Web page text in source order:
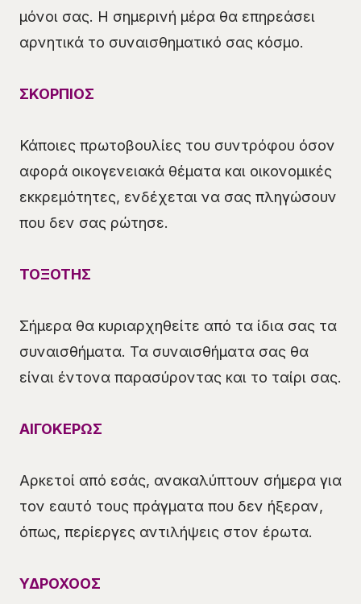
μόνοι σας. Η σημερινή μέρα θα επηρεάσει
αρνητικά το συναισθηματικό σας κόσμο.
ΣΚΟΡΠΙΟΣ
Κάποιες πρωτοβουλίες του συντρόφου όσον
αφορά οικογενειακά θέματα και οικονομικές
εκκρεμότητες, ενδέχεται να σας πληγώσουν
που δεν σας ρώτησε.
ΤΟΞΟΤΗΣ
Σήμερα θα κυριαρχηθείτε από τα ίδια σας τα
συναισθήματα. Τα συναισθήματα σας θα
είναι έντονα παρασύροντας και το ταίρι σας.
ΑΙΓΟΚΕΡΩΣ
Αρκετοί από εσάς, ανακαλύπτουν σήμερα για
τον εαυτό τους πράγματα που δεν ήξεραν,
όπως, περίεργες αντιλήψεις στον έρωτα.
ΥΔΡΟΧΟΟΣ